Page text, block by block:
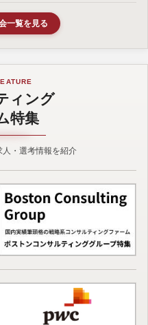
一覧を見る
ィング
特集
・選考情報を紹介